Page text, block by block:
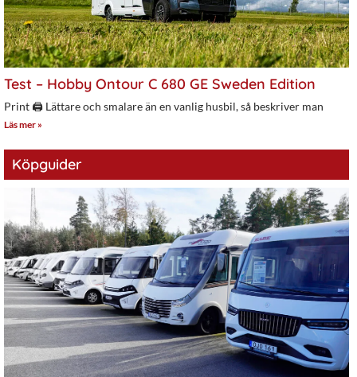
Test – Hobby Ontour C 680 GE Sweden Edition
Print 🖨 Lättare och smalare än en vanlig husbil, så beskriver man
Läs mer »
Köpguider